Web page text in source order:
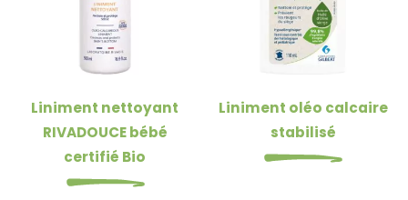
Liniment nettoyant
RIVADOUCE bébé
certifié Bio
Liniment oléo calcaire
stabilisé